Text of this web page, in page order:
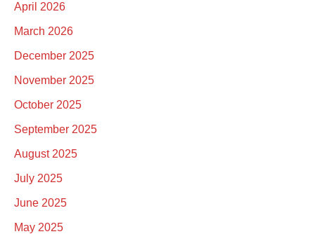
April 2026
March 2026
December 2025
November 2025
October 2025
September 2025
August 2025
July 2025
June 2025
May 2025